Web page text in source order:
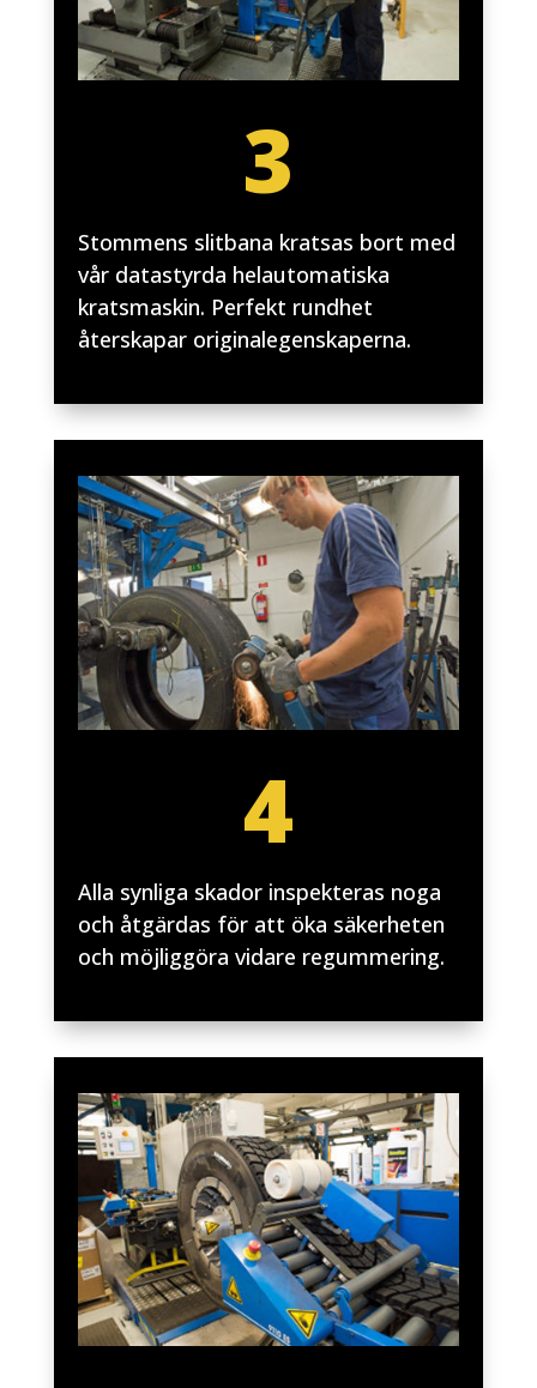
3
Stommens slitbana kratsas bort med
vår datastyrda helautomatiska
kratsmaskin. Perfekt rundhet
återskapar originalegenskaperna.
4
Alla synliga skador inspekteras noga
och åtgärdas för att öka säkerheten
och möjliggöra vidare regummering.